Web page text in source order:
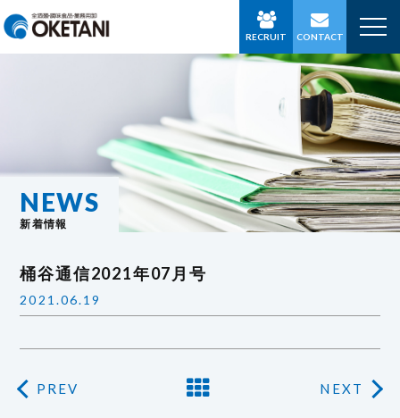
RECRUIT CONTACT
NEWS
新着情報
桶谷通信2021年07月号
2021.06.19
PREV NEXT